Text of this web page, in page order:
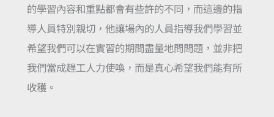
的學習內容和重點都會有些許的不同，而這邊的指
導人員特別親切，他讓場內的人員指導我們學習並
希望我們可以在實習的期間盡量地問問題，並非把
我們當成趕工人力使喚，而是真心希望我們能有所
收穫。